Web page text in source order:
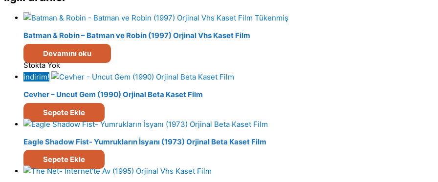
Tükenmiş
Batman & Robin – Batman ve Robin (1997) Orjinal Vhs Kaset Film
Devamını oku
Stokta Yok
indirim!
Cevher – Uncut Gem (1990) Orjinal Beta Kaset Film
Sepete Ekle
Eagle Shadow Fist- Yumrukların İsyanı (1973) Orjinal Beta Kaset Film
Sepete Ekle